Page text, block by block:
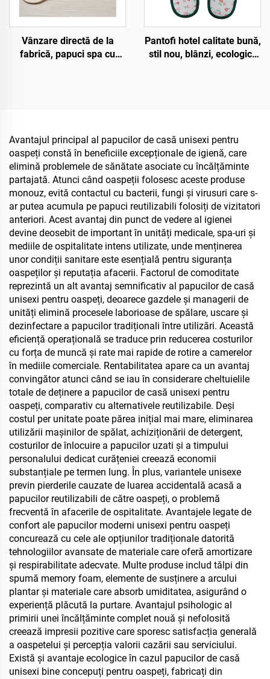
Vânzare directă de la
fabrică, papuci spa cu
Pantofi hotel calitate bună,
stil nou, blânzi, ecologici,
Avantajul principal al papucilor de casă unisexi pentru
oaspeți constă în beneficiile excepționale de igienă, care
elimină problemele de sănătate asociate cu încălțăminte
partajată. Atunci când oaspeții folosesc aceste produse
monouz, evită contactul cu bacterii, fungi și virusuri care s-
ar putea acumula pe papuci reutilizabili folosiți de vizitatori
anteriori. Acest avantaj din punct de vedere al igienei
devine deosebit de important în unități medicale, spa-uri și
mediile de ospitalitate intens utilizate, unde menținerea
unor condiții sanitare este esențială pentru siguranța
oaspeților și reputația afacerii. Factorul de comoditate
reprezintă un alt avantaj semnificativ al papucilor de casă
unisexi pentru oaspeți, deoarece gazdele și managerii de
unități elimină procesele laborioase de spălare, uscare și
dezinfectare a papucilor tradiționali între utilizări. Această
eficiență operațională se traduce prin reducerea costurilor
cu forța de muncă și rate mai rapide de rotire a camerelor
în mediile comerciale. Rentabilitatea apare ca un avantaj
convingător atunci când se iau în considerare cheltuielile
totale de deținere a papucilor de casă unisexi pentru
oaspeți, comparativ cu alternativele reutilizabile. Deși
costul per unitate poate părea inițial mai mare, eliminarea
utilizării mașinilor de spălat, achiziționării de detergent,
costurilor de înlocuire a papucilor uzati și a timpului
personalului dedicat curățeniei creează economii
substanțiale pe termen lung. În plus, variantele unisexe
previn pierderile cauzate de luarea accidentală acasă a
papucilor reutilizabili de către oaspeți, o problemă
frecventă în afacerile de ospitalitate. Avantajele legate de
confort ale papucilor moderni unisexi pentru oaspeți
concurează cu cele ale opțiunilor tradiționale datorită
tehnologiilor avansate de materiale care oferă amortizare
și respirabilitate adecvate. Multe produse includ tălpi din
spumă memory foam, elemente de susținere a arcului
plantar și materiale care absorb umiditatea, asigurând o
experiență plăcută la purtare. Avantajul psihologic al
primirii unei încălțăminte complet nouă și nefolosită
creează impresii pozitive care sporesc satisfacția generală
a oaspetelui și percepția valorii cazării sau serviciului.
Există și avantaje ecologice în cazul papucilor de casă
unisexi bine concepuți pentru oaspeți, fabricați din